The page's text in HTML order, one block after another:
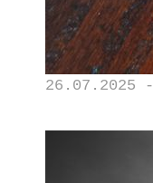
26.07.2025 -